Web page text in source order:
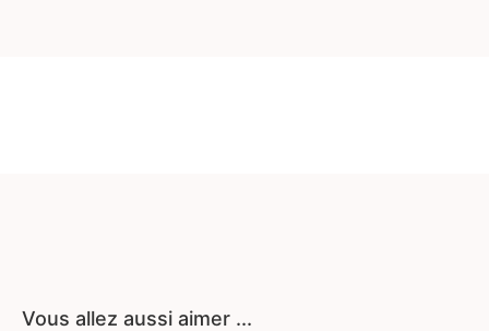
Vous allez aussi aimer ...